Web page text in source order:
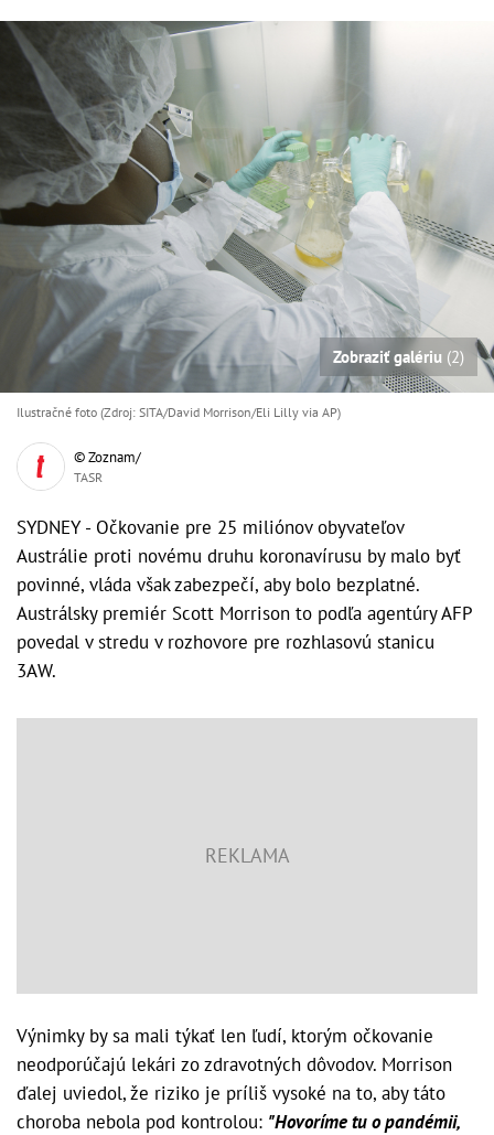
Zobraziť galériu (2)
Ilustračné foto (Zdroj: SITA/David Morrison/Eli Lilly via AP)
© Zoznam/
TASR
SYDNEY - Očkovanie pre 25 miliónov obyvateľov
Austrálie proti novému druhu koronavírusu by malo byť
povinné, vláda však zabezpečí, aby bolo bezplatné.
Austrálsky premiér Scott Morrison to podľa agentúry AFP
povedal v stredu v rozhovore pre rozhlasovú stanicu
3AW.
Výnimky by sa mali týkať len ľudí, ktorým očkovanie
neodporúčajú lekári zo zdravotných dôvodov. Morrison
ďalej uviedol, že riziko je príliš vysoké na to, aby táto
choroba nebola pod kontrolou: "Hovoríme tu o pandémii,